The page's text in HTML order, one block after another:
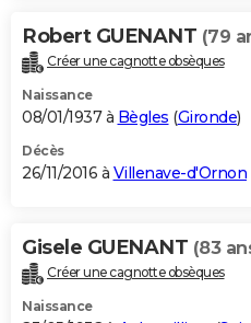
Robert GUENANT (79
Créer une cagnotte obsèques
Naissance
08/01/1937 à Bègles (Gironde)
Décès
26/11/2016 à Villenave-d'Ornon
Gisele GUENANT (83
Créer une cagnotte obsèques
Naissance